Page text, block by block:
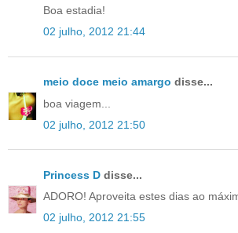
Boa estadia!
02 julho, 2012 21:44
meio doce meio amargo disse...
boa viagem...
02 julho, 2012 21:50
Princess D disse...
ADORO! Aproveita estes dias ao
02 julho, 2012 21:55